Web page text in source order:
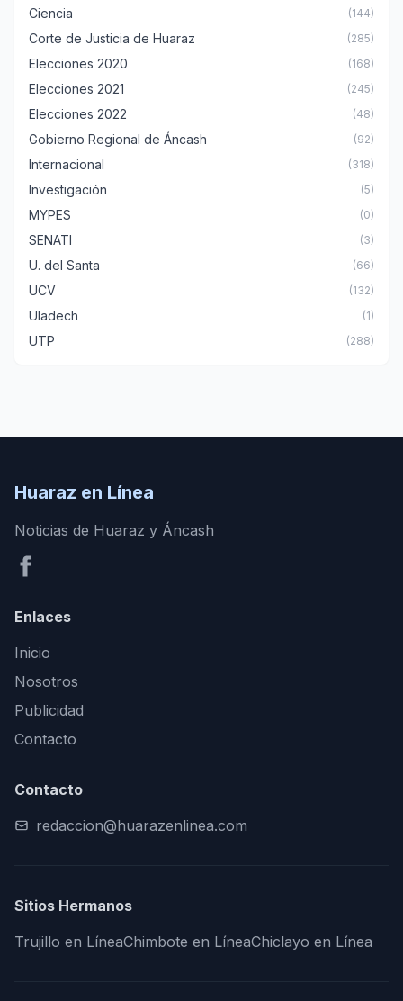
Ciencia (144)
Corte de Justicia de Huaraz (285)
Elecciones 2020 (168)
Elecciones 2021 (245)
Elecciones 2022 (48)
Gobierno Regional de Áncash (92)
Internacional (318)
Investigación (5)
MYPES (0)
SENATI (3)
U. del Santa (66)
UCV (132)
Uladech (1)
UTP (288)
Huaraz en Línea
Noticias de Huaraz y Áncash
Enlaces
Inicio
Nosotros
Publicidad
Contacto
Contacto
redaccion@huarazenlinea.com
Sitios Hermanos
Trujillo en LíneaChimbote en LíneaChiclayo en Línea